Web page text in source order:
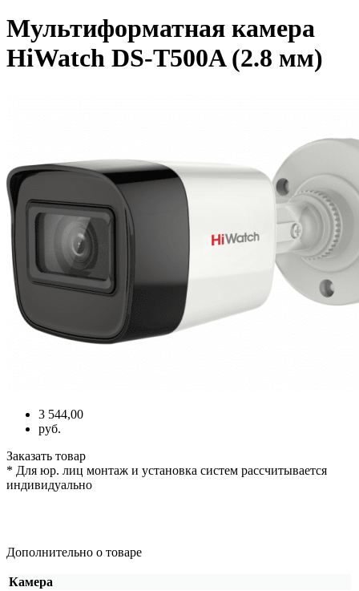
Мультиформатная камера
HiWatch DS-T500A (2.8 мм)
3 544,00
руб.
Заказать товар
* Для юр. лиц монтаж и установка систем рассчитывается
индивидуально
Дополнительно о товаре
Камера